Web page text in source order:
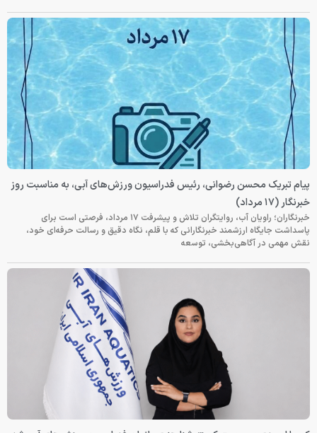
پیام تبریک محسن رضوانی، رئیس فدراسیون ورزش‌های آبی، به مناسبت روز
خبرنگار (۱۷ مرداد)
خبرنگاران؛ راویان آب، روایتگران تلاش و پیشرفت ۱۷ مرداد، فرصتی است برای
پاسداشت جایگاه ارزشمند خبرنگارانی که با قلم، نگاه دقیق و رسالت حرفه‌ای خود،
نقش مهمی در آگاهی‌بخشی، توسعه